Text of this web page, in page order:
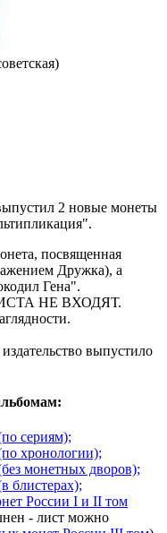
2 новые монеты
посвященная
Дружка), а
Гена".
НЕ ВХОДЯТ.
выпустило
сериям);
хронологии);
монетных дворов);
блистерах);
России I и II том
- лист можно